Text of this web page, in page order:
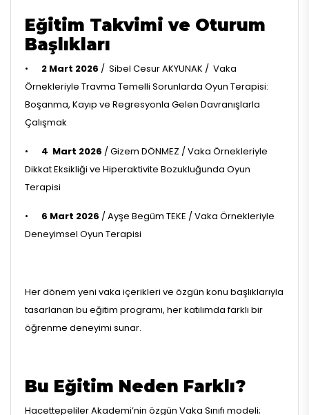
Eğitim Takvimi ve Oturum
Başlıkları
• 2 Mart 2026 / Sibel Cesur AKYUNAK / Vaka
Örnekleriyle Travma Temelli Sorunlarda Oyun Terapisi:
Boşanma, Kayıp ve Regresyonla Gelen Davranışlarla
Çalışmak
• 4 Mart 2026 / Gizem DÖNMEZ / Vaka Örnekleriyle
Dikkat Eksikliği ve Hiperaktivite Bozukluğunda Oyun
Terapisi
• 6 Mart 2026 / Ayşe Begüm TEKE / Vaka Örnekleriyle
Deneyimsel Oyun Terapisi
Her dönem yeni vaka içerikleri ve özgün konu başlıklarıyla
tasarlanan bu eğitim programı, her katılımda farklı bir
öğrenme deneyimi sunar.
Bu Eğitim Neden Farklı?
Hacettepeliler Akademi’nin özgün Vaka Sınıfı modeli;